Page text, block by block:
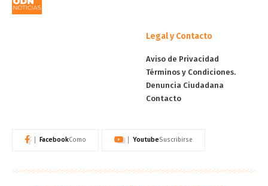
Legal y Contacto
Aviso de Privacidad
Términos y Condiciones.
Denuncia Ciudadana
Contacto
FacebookComo YoutubeSuscribirse